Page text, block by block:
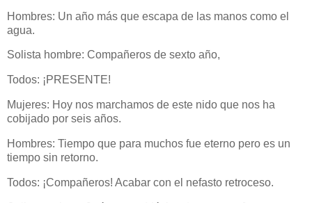
Hombres: Un año más que escapa de las manos como el
agua.
Solista hombre: Compañeros de sexto año,
Todos: ¡PRESENTE!
Mujeres: Hoy nos marchamos de este nido que nos ha
cobijado por seis años.
Hombres: Tiempo que para muchos fue eterno pero es un
tiempo sin retorno.
Todos: ¡Compañeros! Acabar con el nefasto retroceso.